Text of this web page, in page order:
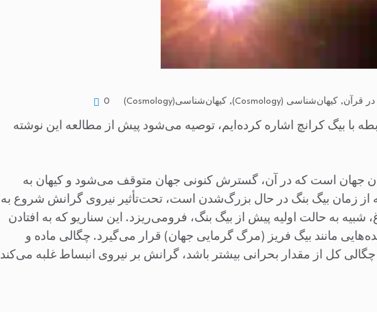
قرآن, کیهان‌شناسی (Cosmology) , کیهان‌شناسی(Cosmology) 0
با بیگ کرانچ اشاره کرده‌ایم، توصیه می‌شود پیش از مطالعه این نوشته
جهان است که در آن، گسترش کنونی جهان متوقف می‌شود و کیهان به
از زمان بیگ بنگ در حال بزرگ‌شدن است، تحت‌تأثیر نیروی گرانش شروع به
شبیه به حالت اولیه پیش از بیگ بنگ، فرومی‌ریزد. این سناریو که به افتادن
مانند بیگ فریز (مرگ گرمایی جهان) قرار می‌گیرد. چگالی ماده و
کل از مقدار بحرانی بیشتر باشد، گرانش بر نیروی انبساط غلبه می‌کند